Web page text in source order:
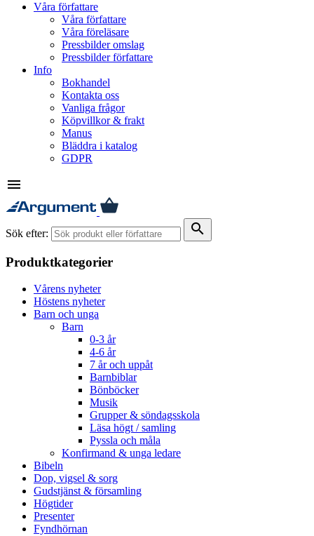
Våra författare
Våra författare
Våra föreläsare
Pressbilder omslag
Pressbilder författare
Info
Bokhandel
Kontakta oss
Vanliga frågor
Köpvillkor & frakt
Manus
Bläddra i katalog
GDPR
menu
Sök efter: search
Produktkategorier
Vårens nyheter
Höstens nyheter
Barn och unga
Barn
0-3 år
4-6 år
7 år och uppåt
Barnbiblar
Bönböcker
Musik
Grupper & söndagsskola
Läsa högt / samling
Pyssla och måla
Konfirmand & unga ledare
Bibeln
Dop, vigsel & sorg
Gudstjänst & församling
Högtider
Presenter
Fyndhörnan